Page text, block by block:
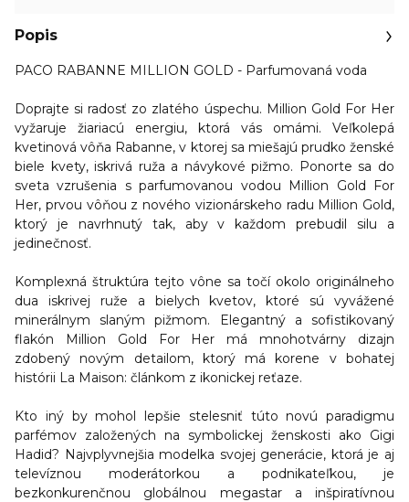
Popis
PACO RABANNE MILLION GOLD - Parfumovaná voda
Doprajte si radosť zo zlatého úspechu. Million Gold For Her
vyžaruje žiariacú energiu, ktorá vás omámi. Veľkolepá
kvetinová vôňa Rabanne, v ktorej sa miešajú prudko ženské
biele kvety, iskrivá ruža a návykové pižmo. Ponorte sa do
sveta vzrušenia s parfumovanou vodou Million Gold For
Her, prvou vôňou z nového vizionárskeho radu Million Gold,
ktorý je navrhnutý tak, abyv každom prebudil silu a
jedinečnosť.
Komplexná štruktúra tejto vône sa točí okolo originálneho
dua iskrivej ruže a bielych kvetov, ktoré sú vyvážené
minerálnym slaným pižmom. Elegantný a sofistikovaný
flakón Million Gold For Her má mnohotvárny dizajn
zdobený novým detailom, ktorý má korene v bohatej
histórii La Maison: článkom z ikonickej reťaze.
Kto iný by mohol lepšie stelesniť túto novú paradigmu
parfémov založených na symbolickej ženskosti ako Gigi
Hadid? Najvplyvnejšia modelka svojej generácie, ktorá je aj
televíznou moderátorkou a podnikateľkou, je
bezkonkurenčnou globálnou megastar a inšpiratívnou